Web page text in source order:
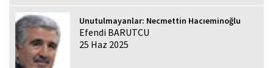
Unutulmayanlar: Necmettin Hacıeminoğlu
Efendi BARUTCU
25 Haz 2025